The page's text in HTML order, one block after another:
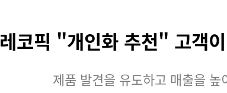
레코픽 "개인화 추천" 고객
제품 발견을 유도하고 매출을